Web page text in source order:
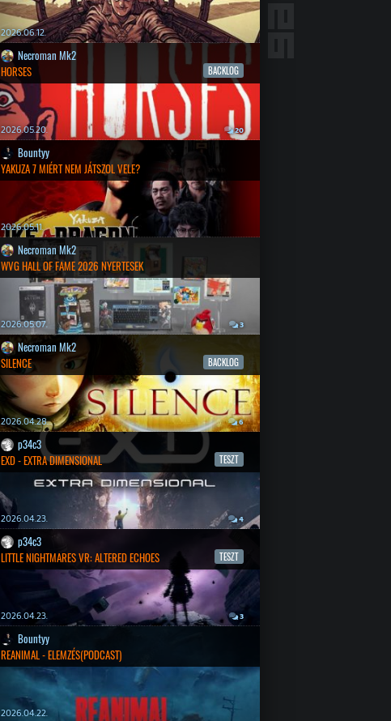
2026.06.12.
Necroman Mk2
HORSES
BACKLOG
2026.05.20. 20
Bountyy
YAKUZA 7 MIÉRT NEM JÁTSZOL VELE?
2026.05.11.
Necroman Mk2
WVG HALL OF FAME 2026 NYERTESEK
2026.05.07. 3
Necroman Mk2
SILENCE
BACKLOG
2026.04.28. 6
p34c3
EXD - EXTRA DIMENSIONAL
TESZT
2026.04.23. 4
p34c3
LITTLE NIGHTMARES VR: ALTERED ECHOES
TESZT
2026.04.23. 3
Bountyy
REANIMAL - ELEMZÉS(PODCAST)
2026.04.22.